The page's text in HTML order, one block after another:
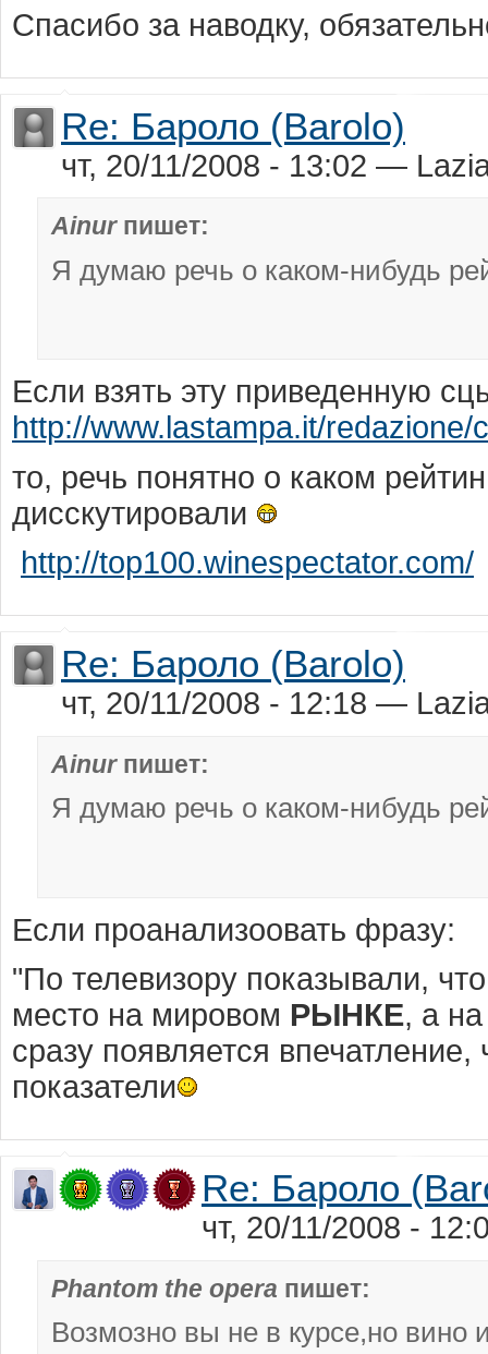
Спасибо за наводку,
Re: Бароло (Barolo)
чт, 20/11/2008 - 13:02 —
Ainurпишет:
Я думаю речь о каком-нибудь
Если взять эту приведенную
http://www.lastampa.it/
то, речь понятно о каком
дисскутировали
http://top100.winespectator.com/
Re: Бароло (Barolo)
чт, 20/11/2008 - 12:18 —
Ainurпишет:
Я думаю речь о каком-нибудь
Если проанализоовать фразу:
"По телевизору показывали,
место на мировом РЫНКЕ, а
сразу появляется
показатели
Re: Бароло
чт, 20/11/2008 -
Phantom the opera пишет:
Возмозно вы не в курсе,но вино